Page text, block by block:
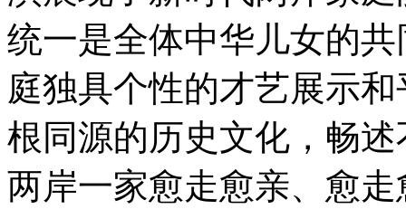
统一是全体中华儿女的
庭独具个性的才艺展示
根同源的历史文化，畅
两岸一家愈走愈亲、愈